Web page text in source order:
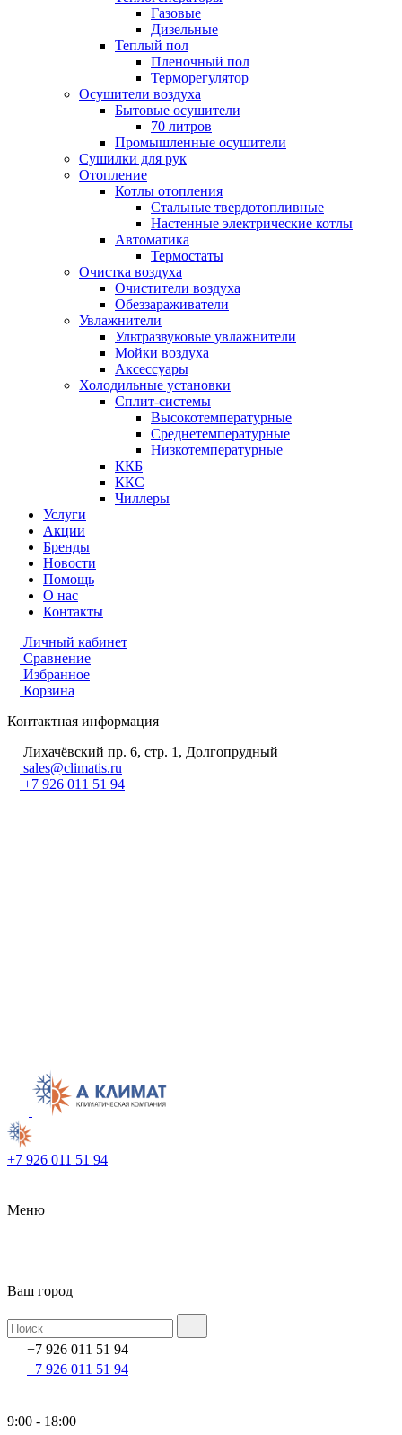
Газовые
Дизельные
Теплый пол
Пленочный пол
Терморегулятор
Осушители воздуха
Бытовые осушители
70 литров
Промышленные осушители
Сушилки для рук
Отопление
Котлы отопления
Стальные твердотопливные
Настенные электрические котлы
Автоматика
Термостаты
Очистка воздуха
Очистители воздуха
Обеззараживатели
Увлажнители
Ультразвуковые увлажнители
Мойки воздуха
Аксессуары
Холодильные установки
Сплит-системы
Высокотемпературные
Среднетемпературные
Низкотемпературные
ККБ
ККС
Чиллеры
Услуги
Акции
Бренды
Новости
Помощь
О нас
Контакты
Личный кабинет
Сравнение
Избранное
Корзина
Контактная информация
Лихачёвский пр. 6, стр. 1, Долгопрудный
sales@climatis.ru
+7 926 011 51 94
+7 926 011 51 94
Меню
Ваш город
+7 926 011 51 94
+7 926 011 51 94
9:00 - 18:00